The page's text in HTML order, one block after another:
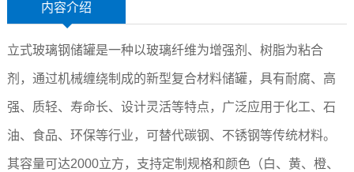
内容介绍
立式玻璃钢储罐是一种以玻璃纤维为增强剂、树脂为粘合
剂，通过机械缠绕制成的新型复合材料储罐，具有耐腐、高
强、质轻、寿命长、设计灵活等特点，广泛应用于化工、石
油、食品、环保等行业，可替代碳钢、不锈钢等传统材料。
其容量可达2000立方，支持定制规格和颜色（白、黄、橙、